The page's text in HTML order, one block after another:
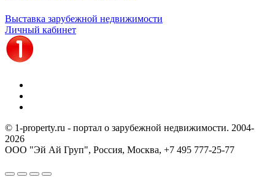
Выставка зарубежной недвижимости
Личный кабинет
© 1-property.ru - портал о зарубежной недвижимости. 2004-
2026
ООО "Эй Ай Груп", Россия, Москва, +7 495 777-25-77